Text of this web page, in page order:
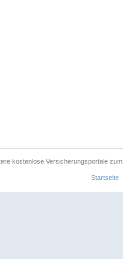
kostenlose Versicherungsportale
Startseite